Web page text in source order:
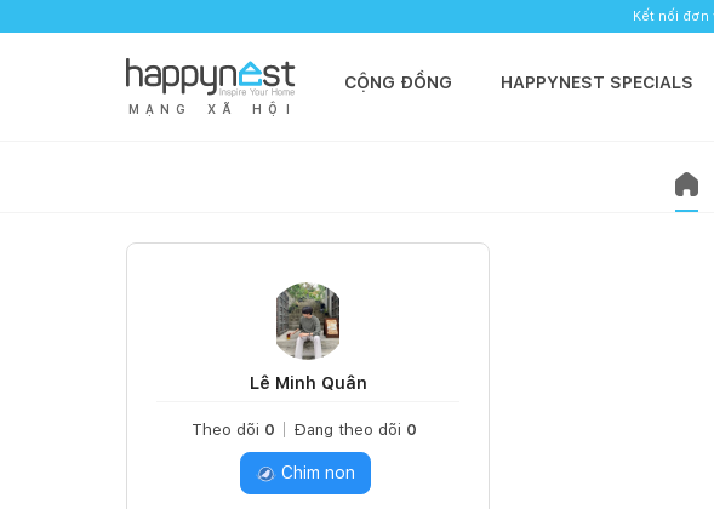
Kết nối đơn
M Ạ N G X Ã H Ộ I
CỘNG ĐỒNG HAPPYNEST SPECIALS
Lê Minh Quân
Theo dõi 0 Đang theo dõi 0
Chim non